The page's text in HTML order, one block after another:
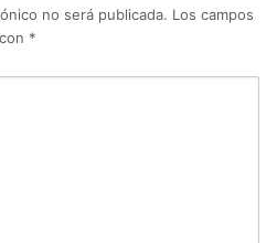
no será publicada. Los campos
*